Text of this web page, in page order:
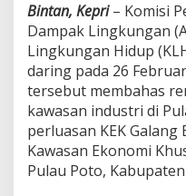
i
r
i
Bintan, Kepri– Komisi
Dampak Lingkungan
Lingkungan Hidup
daring pada 26
tersebut membahas
kawasan industri di
perluasan KEK
Kawasan Ekonomi
Pulau Poto,